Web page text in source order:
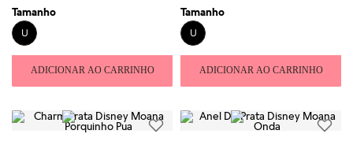
Tamanho
U
ADICIONAR AO CARRINHO
Tamanho
U
ADICIONAR AO CARRINHO